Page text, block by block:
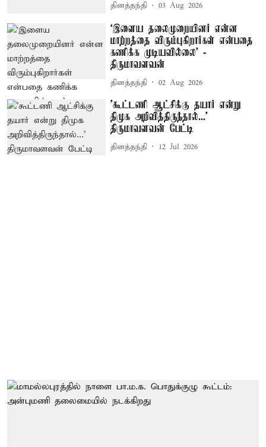
தினத்தந்தி 03 Aug 2026
‘இளைய தலைமுறையினர் என்ன
மாற்றத்தை விரும்புகிறார்கள் என்பதை
கணிக்க முடியவில்லை’ -
திருமாவளவன்
தினத்தந்தி 02 Aug 2026
’கூட்டணி ஆட்சிக்கு தயார் என்று
திமுக அறிவித்திருந்தால்...’
திருமாவளவன் பேட்டி
தினத்தந்தி 12 Jul 2026